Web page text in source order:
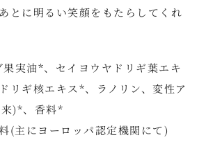
とに明るい笑顔をもたらしてくれ
実油*、セイヨウヤドリギ葉エキ
リギ核エキス*、ラノリン、変性ア
)*、香料*
(主にヨーロッパ認定機関にて)